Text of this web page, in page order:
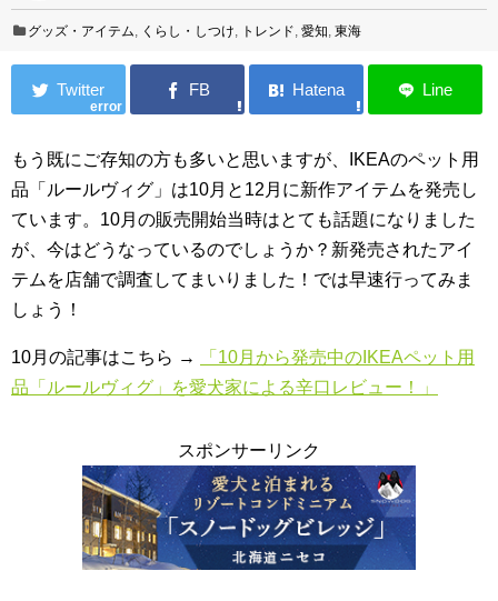
グッズ・アイテム, くらし・しつけ, トレンド,愛知,東海
error
もう既にご存知の方も多いと思いますが、IKEAのペット用
品「ルールヴィグ」は10月と12月に新作アイテムを発売し
ています。10月の販売開始当時はとても話題になりました
が、今はどうなっているのでしょうか？新発売されたアイ
テムを店舗で調査してまいりました！では早速行ってみま
しょう！
10月の記事はこちら →
「10月から発売中のIKEAペット用
品「ルールヴィグ」を愛犬家による辛口レビュー！」
スポンサーリンク